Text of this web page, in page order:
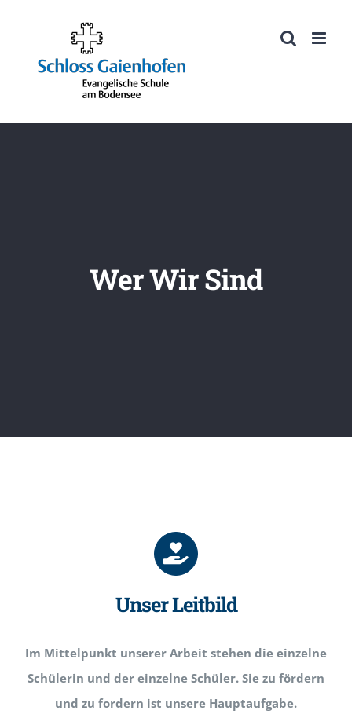
Werkzeugleiste öffnen
springen
Wer Wir Sind
Unser Leitbild
Im Mittelpunkt unserer Arbeit stehen die einzelne
Schülerin und der einzelne Schüler. Sie zu fördern
und zu fordern ist unsere Hauptaufgabe.